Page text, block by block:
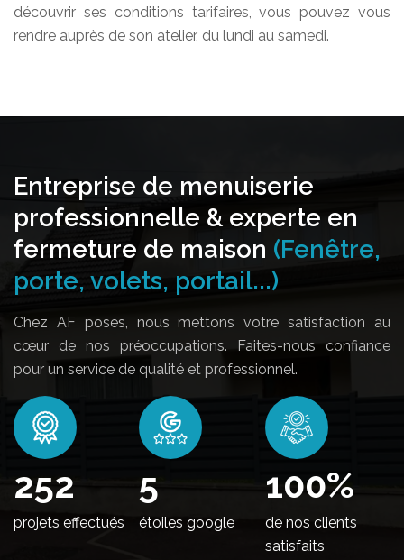
découvrir ses conditions tarifaires, vous pouvez vous
rendre auprès de son atelier, du lundi au samedi.
Entreprise de menuiserie
professionnelle & experte en
fermeture de maison (Fenêtre,
porte, volets, portail...)
Chez AF poses, nous mettons votre satisfaction au
cœur de nos préoccupations. Faites-nous confiance
pour un service de qualité et professionnel.
306
projets effectués
5
étoiles google
100%
de nos clients
satisfaits